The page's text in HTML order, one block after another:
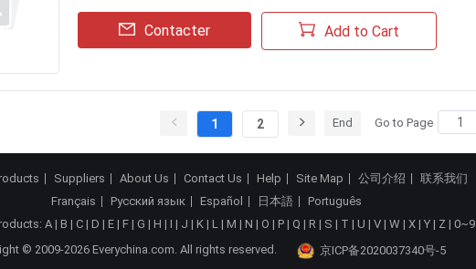
Contacter Add to Cart
1 2 End Go to Page
Suppliers About Us Contact Us Help Site Map 公司介绍
联系我们
Français
Русский язык Español 日本語
Português
A | B | C | D | E | F | G | H | I | J | K | L | M | N | O | P | Q | R | S | T | U | V | W | X | Y | Z | 0~9
© 2009-2026 Everychina.com. All rights reserved.
京ICP备2020037340号-5